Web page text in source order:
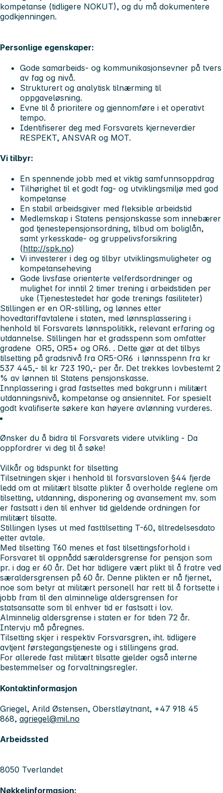
kompetanse (tidligere NOKUT), og du må dokumentere
godkjenningen.
Personlige egenskaper:
Gode samarbeids- og kommunikasjonsevner på tvers
av fag og nivå.
Strukturert og analytisk tilnærming til
oppgaveløsning.
Evne til å prioritere og gjennomføre i et operativt
tempo.
Identifiserer deg med Forsvarets kjerneverdier
RESPEKT, ANSVAR og MOT.
Vi tilbyr:
En spennende jobb med et viktig samfunnsoppdrag
Tilhørighet til et godt fag- og utviklingsmiljø med god
kompetanse
En stabil arbeidsgiver med fleksible arbeidstid
Medlemskap i Statens pensjonskasse som innebærer
god tjenestepensjonsordning, tilbud om boliglån,
samt yrkesskade- og gruppelivsforsikring
(http://spk.no)
Vi investerer i deg og tilbyr utviklingsmuligheter og
kompetanseheving
Gode livsfase orienterte velferdsordninger og
mulighet for inntil 2 timer trening i arbeidstiden per
uke (Tjenestestedet har gode trenings fasiliteter)
Stillingen er en OR-stilling, og lønnes etter
hovedtariffavtalene i staten, med lønnsplassering i
henhold til Forsvarets lønnspolitikk, relevant erfaring og
utdannelse. Stillingen har et gradsspenn som omfatter
gradene OR5, OR5+ og OR6. . Dette gjør at det tilbys
tilsetting på gradsnivå fra OR5-OR6 i lønnsspenn fra kr
537 445,- til kr 723 190,- per år. Det trekkes lovbestemt 2
% av lønnen til Statens pensjonskasse.
Innplassering i grad fastsettes med bakgrunn i militært
utdanningsnivå, kompetanse og ansiennitet. For spesielt
godt kvalifiserte søkere kan høyere avlønning vurderes.
Ønsker du å bidra til Forsvarets videre utvikling - Da
oppfordrer vi deg til å søke!
Vilkår og tidspunkt for tilsetting
Tilsetningen skjer i henhold til forsvarsloven §44 fjerde
ledd om at militært tilsatte plikter å overholde reglene om
tilsetting, utdanning, disponering og avansement mv. som
er fastsatt i den til enhver tid gjeldende ordningen for
militært tilsatte.
Stillingen lyses ut med fasttilsetting T-60, tiltredelsesdato
etter avtale.
Med tilsetting T60 menes et fast tilsettingsforhold i
Forsvaret til oppnådd særaldersgrense for pensjon som
pr. i dag er 60 år. Det har tidligere vært plikt til å fratre ved
særaldersgrensen på 60 år. Denne plikten er nå fjernet,
noe som betyr at militært personell har rett til å fortsette i
jobb fram til den alminnelige aldersgrensen for
statsansatte som til enhver tid er fastsatt i lov.
Alminnelig aldersgrense i staten er for tiden 72 år.
Intervju må påregnes.
Tilsetting skjer i respektiv Forsvarsgren, iht. tidligere
avtjent førstegangstjeneste og i stillingens grad.
For allerede fast militært tilsatte gjelder også interne
bestemmelser og forvaltningsregler.
Kontaktinformasjon
Griegel, Arild Østensen, Oberstløytnant, +47 918 45
868, agriegel@mil.no
Arbeidssted
8050 Tverlandet
Nøkkelinformasjon: